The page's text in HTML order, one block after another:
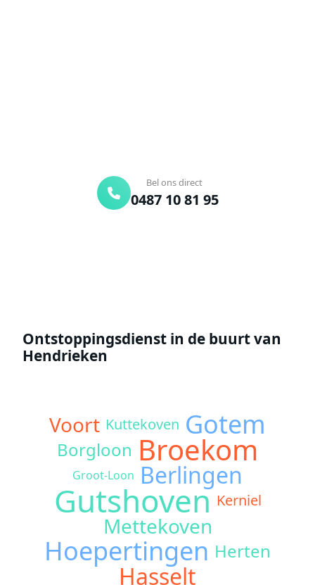
Bel ons direct
0487 10 81 95
Ontstoppingsdienst in de buurt van
Hendrieken
Voort Kuttekoven Gotem
Borgloon Broekom
Groot-Loon Berlingen
Gutshoven Kerniel
Mettekoven
Hoepertingen Herten
Hasselt